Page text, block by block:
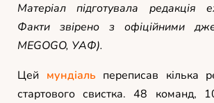
Матеріал підготувала редакція
Факти звірено з офіційними
MEGOGO, УАФ).
Цей мундіаль переписав кілька
стартового свистка. 48 команд,